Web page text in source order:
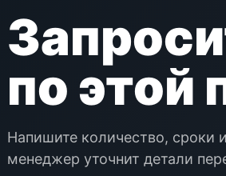
по этой
Напишите количество, сроки
менеджер уточнит детали